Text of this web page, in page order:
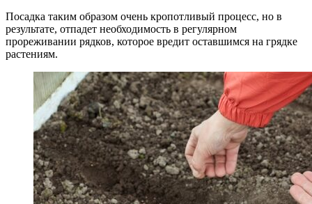
Посадка таким образом очень кропотливый процесс, но в
результате, отпадет необходимость в регулярном
прореживании рядков, которое вредит оставшимся на грядке
растениям.